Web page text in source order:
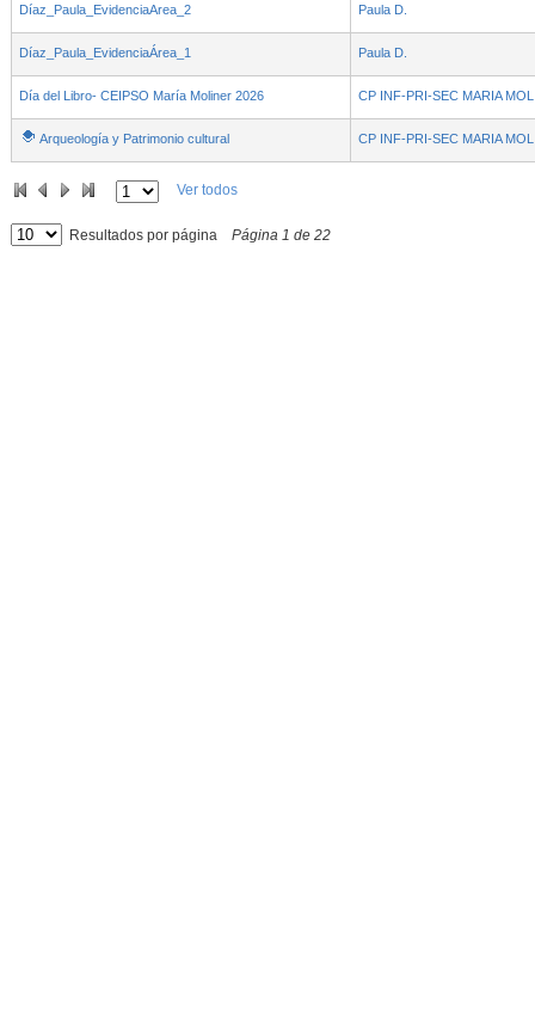
Díaz_Paula_EvidenciaArea_2 Paula D.
Díaz_Paula_EvidenciaÁrea_1 Paula D.
Día del Libro- CEIPSO María Moliner 2026 CP INF-PRI-SEC MARIA
Arqueología y Patrimonio cultural CP INF-PRI-SEC MARIA
Ver todos
Resultados por página Página 1 de 22